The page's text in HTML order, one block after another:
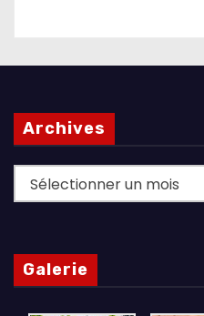
Archives
Archives
Galerie